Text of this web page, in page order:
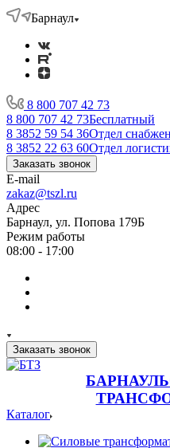
Барнаул
8 800 707 42 73
8 800 707 42 73Бесплатный
8 3852 59 54 36Отдел
8 3852 22 63 60Отдел
Заказать звонок
E-mail
zakaz@tszl.ru
Адрес
Барнаул, ул. Попова 179Б
Режим работы
08:00 - 17:00
Заказать звонок
Каталог